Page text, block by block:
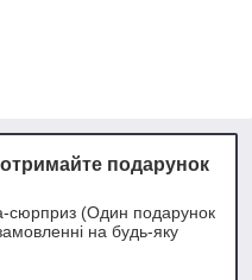
отримайте подарунок
сюрприз (Один подарунок
на будь-яку